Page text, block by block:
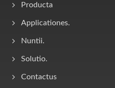
Producta
Applicationes.
Nuntii.
Solutio.
Contactus